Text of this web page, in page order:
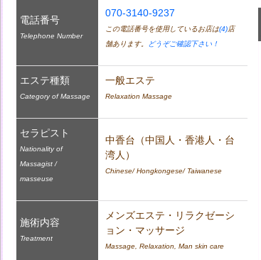
電話番号
Telephone Number
070-3140-9237
この電話番号を使用しているお店は(4)店
舗あります。 どうぞご確認下さい！
エステ種類
Category of Massage
一般エステ
Relaxation Massage
セラピスト
Nationality of
Massagist /
masseuse
中香台（中国人・香港人・台
湾人）
Chinese/ Hongkongese/ Taiwanese
施術内容
Treatment
メンズエステ・リラクゼーシ
ョン・マッサージ
Massage, Relaxation, Man skin care